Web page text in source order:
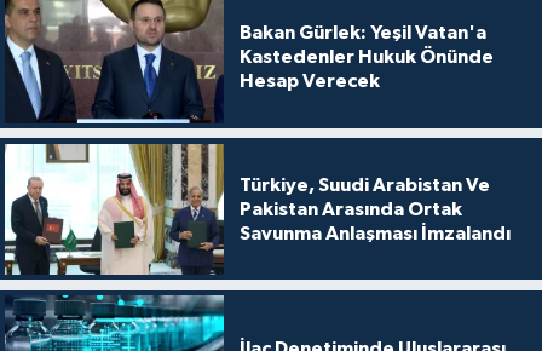
Bakan Gürlek: Yeşil Vatan'a
Kastedenler Hukuk Önünde
Hesap Verecek
Türkiye, Suudi Arabistan Ve
Pakistan Arasında Ortak
Savunma Anlaşması İmzalandı